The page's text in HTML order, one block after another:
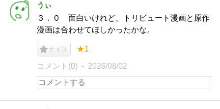
うぃ
３．０ 面白いけれど、トリビュート漫画と原作
漫画は合わせてほしかったかな。
ナイス ★1
コメント(0) 2026/08/02